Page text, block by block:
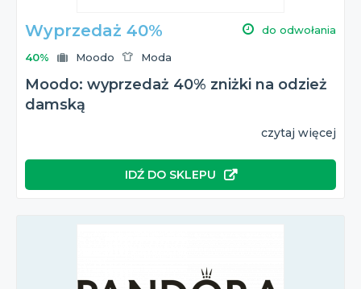
Wyprzedaż 40% do odwołania
40% Moodo Moda
Moodo: wyprzedaż 40% zniżki na odzież
damską
czytaj więcej
IDŹ DO SKLEPU